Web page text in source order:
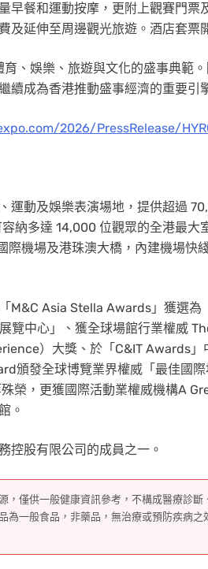
早餐和運動按摩，更附上觀賽門票
及延伸至周邊觀光旅遊。酒店套票
、娛樂、旅遊與文化的盛事典範
續成為香港推動盛事經濟的重要引
2026/PressRelease/
運動及娛樂表演場地，提供超過
納多達 14,000 位觀眾的全港最大
機場及港珠澳大橋，內建機場快
M&C Asia Stella Awards」獲選為
展覽中心」、獲全球場館行業權威
）大獎、於「C&IT Awards
頒發全球博覽業界權威「最佳國
榮，更獲國際活動業權威機構A
。
控股有限公司的成員之一。
，僅供一般健康資訊參考，不構成醫療診
一般食品，非藥品，無治療或預防疾病之